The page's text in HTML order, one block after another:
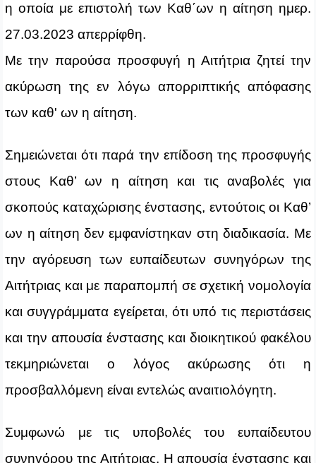
η οποία με επιστολή των Καθ΄ων η αίτηση ημερ.
27.03.2023 απερρίφθη.
Με την παρούσα προσφυγή η Αιτήτρια ζητεί την
ακύρωση της εν λόγω απορριπτικής απόφασης
των καθ' ων η αίτηση.
Σημειώνεται ότι παρά την επίδοση της προσφυγής
στους Καθ’ ων η αίτηση και τις αναβολές για
σκοπούς καταχώρισης ένστασης, εντούτοις οι Καθ’
ων η αίτηση δεν εμφανίστηκαν στη διαδικασία. Με
την αγόρευση των ευπαίδευτων συνηγόρων της
Αιτήτριας και με παραπομπή σε σχετική νομολογία
και συγγράμματα εγείρεται, ότι υπό τις περιστάσεις
και την απουσία ένστασης και διοικητικού φακέλου
τεκμηριώνεται ο λόγος ακύρωσης ότι η
προσβαλλόμενη είναι εντελώς αναιτιολόγητη.
Συμφωνώ με τις υποβολές του ευπαίδευτου
συνηγόρου της Αιτήτριας. Η απουσία ένστασης και